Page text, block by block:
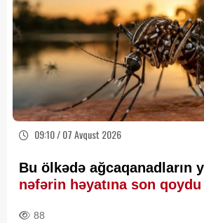
09:10 / 07 Avqust 2026
Bu ölkədə ağcaqanadların
nəfərin həyatına son qoydu
88